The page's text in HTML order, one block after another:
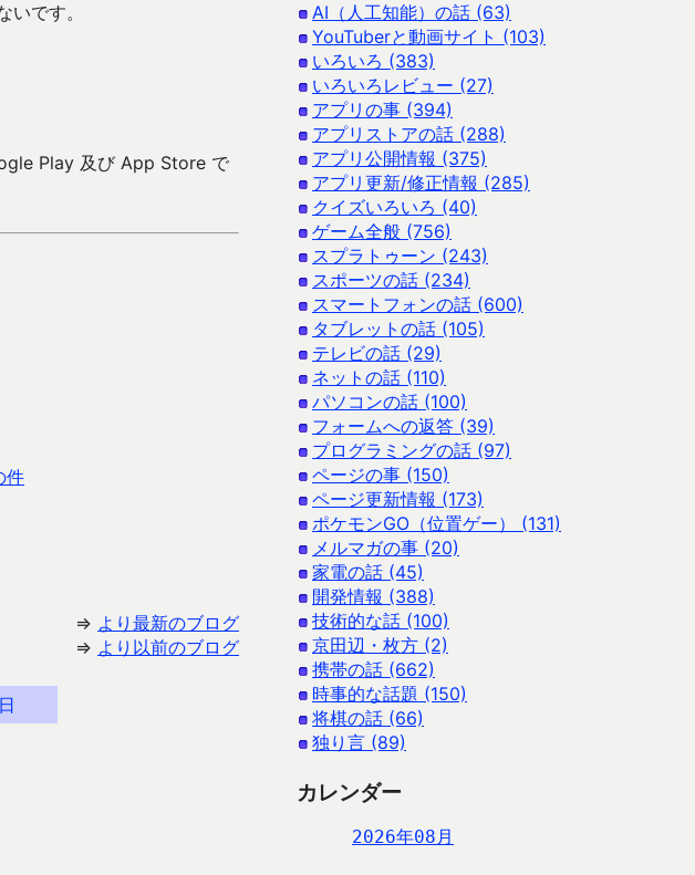
です。
Play 及び App Store で
件
⇒ より最新のブログ
⇒ より以前のブログ
AI（人工知能）の話 (63)
YouTuberと動画サイト (103)
いろいろ (383)
いろいろレビュー (27)
アプリの事 (394)
アプリストアの話 (288)
アプリ公開情報 (375)
アプリ更新/修正情報 (285)
クイズいろいろ (40)
ゲーム全般 (756)
スプラトゥーン (243)
スポーツの話 (234)
スマートフォンの話 (600)
タブレットの話 (105)
テレビの話 (29)
ネットの話 (110)
パソコンの話 (100)
フォームへの返答 (39)
プログラミングの話 (97)
ページの事 (150)
ページ更新情報 (173)
ポケモンGO（位置ゲー） (131)
メルマガの事 (20)
家電の話 (45)
開発情報 (388)
技術的な話 (100)
京田辺・枚方 (2)
携帯の話 (662)
時事的な話題 (150)
将棋の話 (66)
独り言 (89)
カレンダー
2026年08月